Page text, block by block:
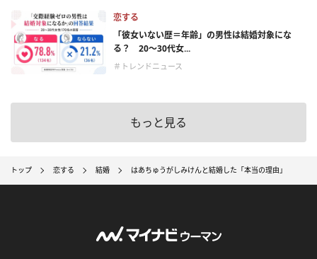
恋する
「彼女いない歴＝年齢」の男性は結婚対象にな
る？ 20〜30代女...
＃トレンドニュース
もっと見る
トップ 恋する 結婚 はあちゅうがしみけんと結婚した「本当の理由」